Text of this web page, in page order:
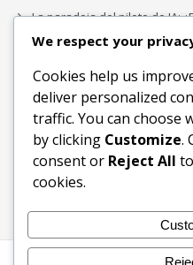
La paradoja del piloto de IA:
complejidad de la IA
Los organigramas de
IA acaba de dejarlos
Buscar
We respect your
Cookies help us
deliver personalized
traffic. You can choose
by clicking Customize.
consent or Reject All
cookies.